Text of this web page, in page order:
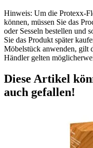
Hinweis: Um die Protexx-
können, müssen Sie das
oder Sesseln bestellen und
Sie das Produkt später
Möbelstück anwenden, gilt
Händler gelten
Diese Artikel
auch gefallen!